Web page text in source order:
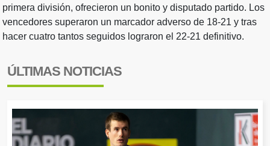
primera división, ofrecieron un bonito y disputado partido. Los
vencedores superaron un marcador adverso de 18-21 y tras
hacer cuatro tantos seguidos lograron el 22-21 definitivo.
ÚLTIMAS NOTICIAS